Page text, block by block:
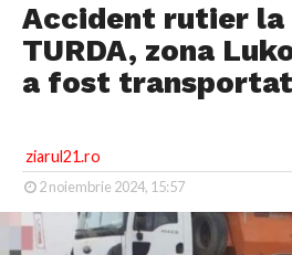
Accident rutier la
TURDA, zona
a fost
ziarul21.ro
2 noiembrie 2024, 15:57